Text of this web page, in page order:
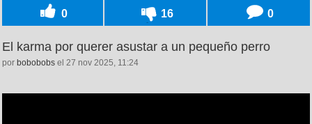
0 16 0
El karma por querer asustar a un pequeño perro
por bobobobs el 27 nov 2025, 11:24